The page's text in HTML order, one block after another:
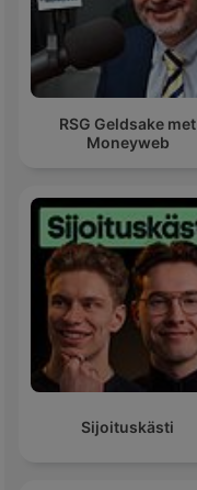
RSG Geldsake met
Moneyweb
Sijoituskästi